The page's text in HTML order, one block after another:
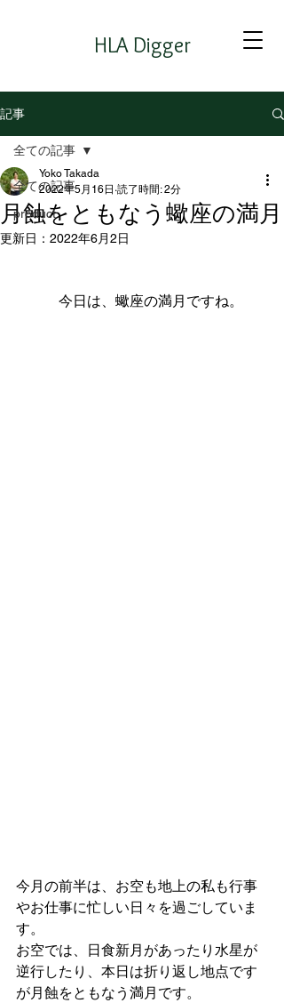
HLA Digger
記事
全ての記事
product
全ての記事
月蝕をともなう蠍座の満月
Yoko Takada
2022年5月16日 読了時間: 2分
更新日： 2022年6月2日
今日は、蠍座の満月ですね。
今月の前半は、お空も地上の私も行事
やお仕事に忙しい日々を過ごしていま
す。
お空では、日食新月があったり水星が
逆行したり、本日は折り返し地点です
が月蝕をともなう満月です。